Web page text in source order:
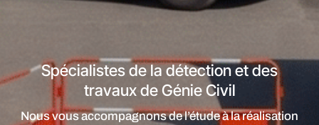
Spécialistes de la détection et des
travaux de Génie Civil
Nous vous accompagnons de l’étude à la réalisation